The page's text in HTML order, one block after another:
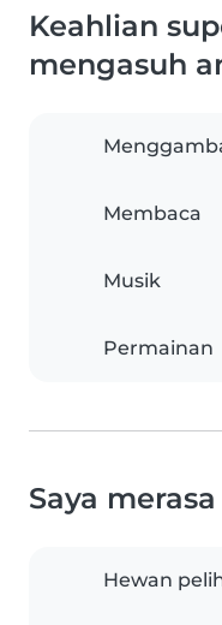
Keahlian
mengasuh
Membaca
Musik
Permainan
Saya
Hewan